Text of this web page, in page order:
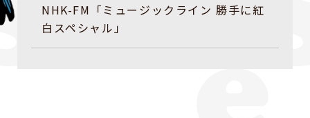
NHK-FM「ミュージックライン 勝手に紅
白スペシャル」